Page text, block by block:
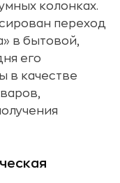
колонках.
переход
в бытовой,
его
в качестве